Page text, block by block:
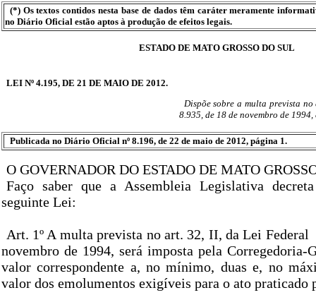
(*) Os textos contidos nesta base de dados têm caráter meramente
no Diário Oficial estão aptos à produção de efeitos legais.
ESTADO DE MATO GROSSO DO SUL
LEI Nº 4.195, DE 21 DE MAIO DE 2012.
Dispõe sobre a multa prevista
8.935, de 18 de novembro de
Publicada no Diário Oficial nº 8.196, de 22 de maio de 2012, página 1.
O GOVERNADOR DO ESTADO DE MATO
Faço saber que a Assembleia Legislativa
seguinte Lei:
Art. 1º A multa prevista no art. 32, II, da Lei Federal
novembro de 1994, será imposta pela Corregedoria-
valor correspondente a, no mínimo, duas e, no
valor dos emolumentos exigíveis para o ato praticado